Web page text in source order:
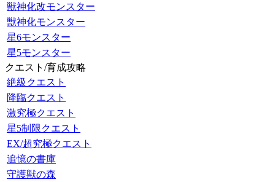
獣神化改モンスター
獣神化モンスター
星6モンスター
星5モンスター
クエスト/育成攻略
絶級クエスト
降臨クエスト
激究極クエスト
星5制限クエスト
EX/超究極クエスト
追憶の書庫
守護獣の森